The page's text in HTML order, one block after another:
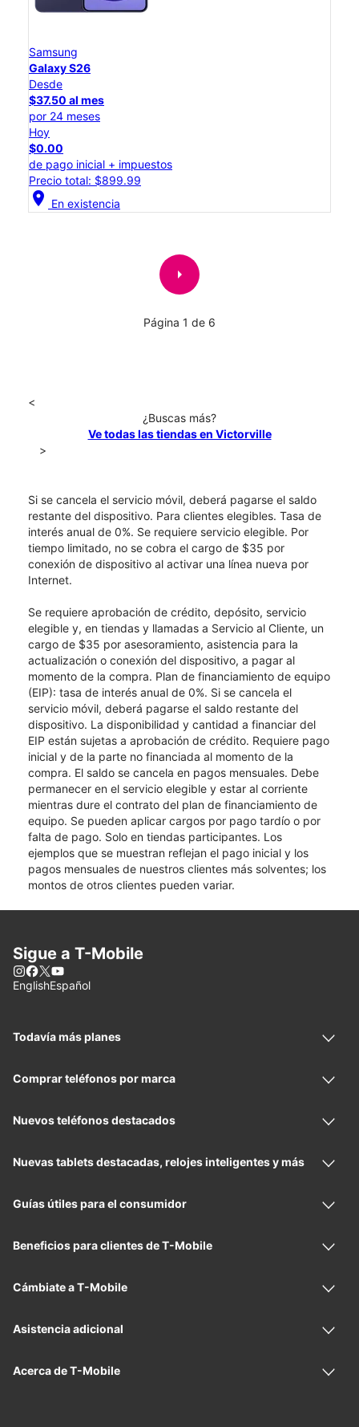
Samsung
Galaxy S26
Desde
$37.50 al mes
por 24 meses
Hoy
$0.00
de pago inicial + impuestos
Precio total: $899.99
location_on En existencia
arrow_right
Página 1 de 6
<
¿Buscas más?
Ve todas las tiendas en Victorville
>
Si se cancela el servicio móvil, deberá pagarse el saldo
restante del dispositivo. Para clientes elegibles. Tasa de
interés anual de 0%. Se requiere servicio elegible. Por
tiempo limitado, no se cobra el cargo de $35 por
conexión de dispositivo al activar una línea nueva por
Internet.
Se requiere aprobación de crédito, depósito, servicio
elegible y, en tiendas y llamadas a Servicio al Cliente, un
cargo de $35 por asesoramiento, asistencia para la
actualización o conexión del dispositivo, a pagar al
momento de la compra. Plan de financiamiento de equipo
(EIP): tasa de interés anual de 0%. Si se cancela el
servicio móvil, deberá pagarse el saldo restante del
dispositivo. La disponibilidad y cantidad a financiar del
EIP están sujetas a aprobación de crédito. Requiere pago
inicial y de la parte no financiada al momento de la
compra. El saldo se cancela en pagos mensuales. Debe
permanecer en el servicio elegible y estar al corriente
mientras dure el contrato del plan de financiamiento de
equipo. Se pueden aplicar cargos por pago tardío o por
falta de pago. Solo en tiendas participantes. Los
ejemplos que se muestran reflejan el pago inicial y los
pagos mensuales de nuestros clientes más solventes; los
montos de otros clientes pueden variar.